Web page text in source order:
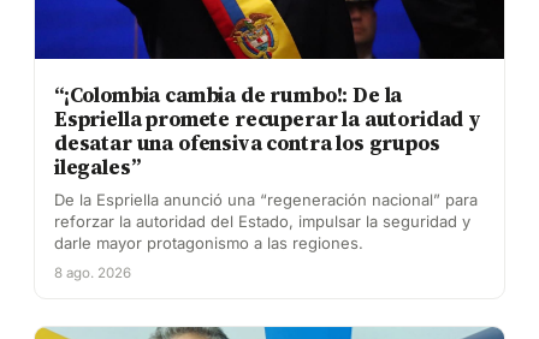
“¡Colombia cambia de rumbo!: De la
Espriella promete recuperar la autoridad y
desatar una ofensiva contra los grupos
ilegales”
De la Espriella anunció una “regeneración nacional” para
reforzar la autoridad del Estado, impulsar la seguridad y
darle mayor protagonismo a las regiones.
8 ago. 2026